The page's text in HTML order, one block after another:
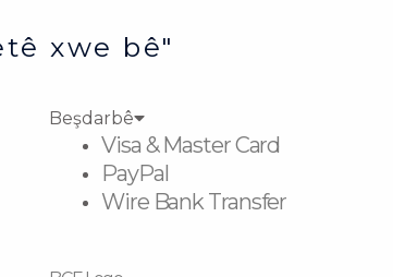
xwe bê"
Beşdarbê
Visa & Master Card
PayPal
Wire Bank Transfer